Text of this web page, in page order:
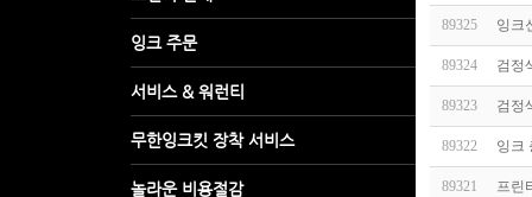
89325 잉크
89324 검정
89323 검정
89322 잉크
89321 프린